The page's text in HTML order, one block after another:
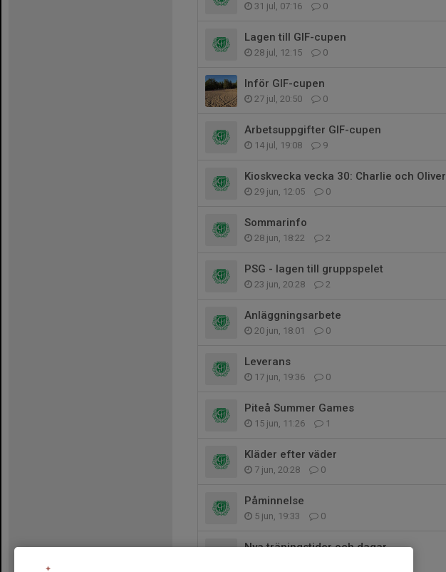
31 jul, 07:16 0
Lagen till GIF-cupen
28 jul, 12:15 0
Inför GIF-cupen
27 jul, 20:50 0
Arbetsuppgifter GIF-cupen
14 jul, 19:08 9
Kioskvecka vecka 30: Charlie och Oliver
29 jun, 12:05 0
Sommarinfo
28 jun, 18:22 2
PSG - lagen till gruppspelet
23 jun, 20:28 2
Anläggningsarbete
20 jun, 18:01 0
Leverans
17 jun, 19:36 0
Piteå Summer Games
15 jun, 11:26 1
Kläder efter väder
7 jun, 20:28 0
Påminnelse
5 jun, 19:33 0
Nya träningstider och dagar